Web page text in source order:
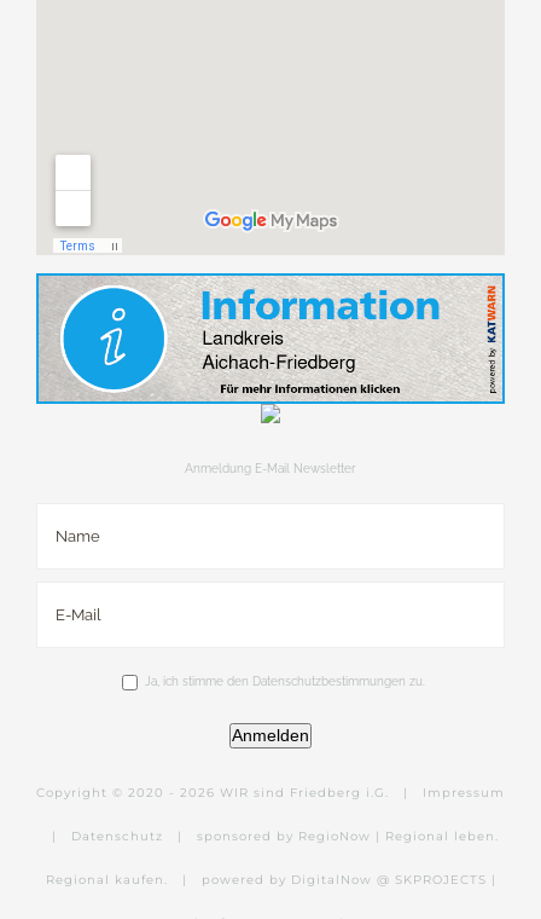
Anmeldung E-Mail Newsletter
Ja, ich stimme den Datenschutzbestimmungen zu.
Anmelden
Copyright © 2020 - 2026 WIR sind Friedberg i.G. | Impressum
| Datenschutz | sponsored by RegioNow | Regional leben.
Regional kaufen. | powered by DigitalNow @ SKPROJECTS |